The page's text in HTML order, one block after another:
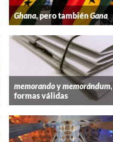
Ghana, pero tambiénGana
memorandoymemorándum,
formas válidas